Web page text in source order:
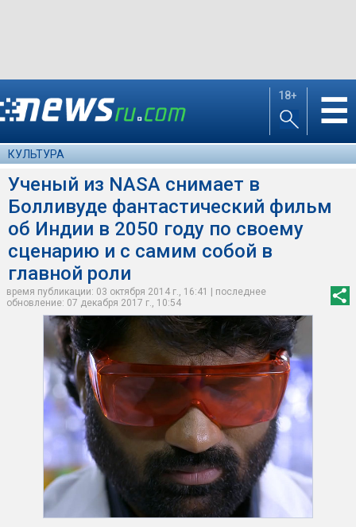
18+ ☰
КУЛЬТУРА
Ученый из NASA снимает в
Болливуде фантастический фильм
об Индии в 2050 году по своему
сценарию и с самим собой в
главной роли
время публикации: 03 октября 2014 г., 16:41 | последнее
обновление: 07 декабря 2017 г., 10:54